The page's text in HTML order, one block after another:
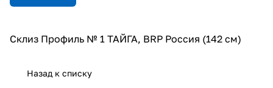
Склиз Профиль № 1 ТАЙГА, BRP Россия (142 см)
Назад к списку